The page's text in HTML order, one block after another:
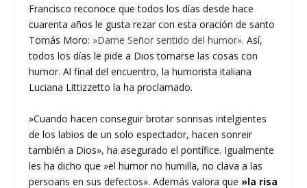
Francisco reconoce que todos los días desde hace
cuarenta años le gusta rezar con esta oración de santo
Tomás Moro: »Dame Señor sentido del humor».Así,
todos los días le pide a Dios tomarse las cosas con
humor. Al final del encuentro, la humorista italiana
Luciana Littizzetto la ha proclamado.
»Cuando hacen conseguir brotar sonrisas intelgientes
de los labios de un solo espectador, hacen sonreir
también a Dios», ha asegurado el pontífice. Igualmente
les ha dicho que »el humor no humilla, no clava a las
persoans en sus defectos». Además valora que »la risa